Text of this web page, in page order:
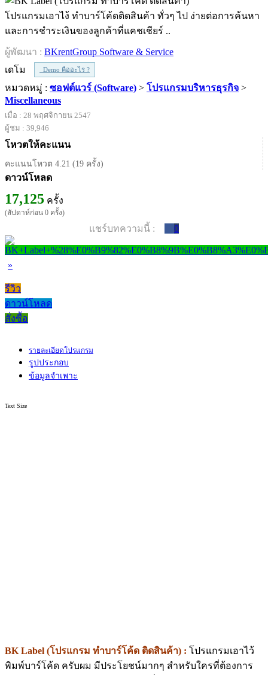
โปรแกรมเอาไง้ ทำบาร์โค้ดติดสินค้า ทั่วๆ ไป ง่ายต่อการค้นหา
และการชำระเงินของลูกค้าที่แคชเชียร์ ..
ผู้พัฒนา : BKrentGroup Software & Service
เดโม
Demo คืออะไร ?
หมวดหมู่ : ซอฟต์แวร์ (Software) > โปรแกรมบริหารธุรกิจ >
Miscellaneous
เมื่อ : 28 พฤศจิกายน 2547
ผู้ชม : 39,946
โหวตให้คะแนน
คะแนนโหวต 4.21 (19 ครั้ง)
ดาวน์โหลด
17,125 ครั้ง
(สัปดาห์ก่อน 0 ครั้ง)
แชร์บทความนี้ : 0
»
รีวิว
ดาวน์โหลด
สั่งซื้อ
รายละเอียดโปรแกรม
รูปประกอบ
ข้อมูลจำเพาะ
Text Size
BK Label (โปรแกรม ทำบาร์โค้ด ติดสินค้า) : โปรแกรมเอาไว้
พิมพ์บาร์โค้ด ครับผม มีประโยชน์มากๆ สำหรับใครที่ต้องการ